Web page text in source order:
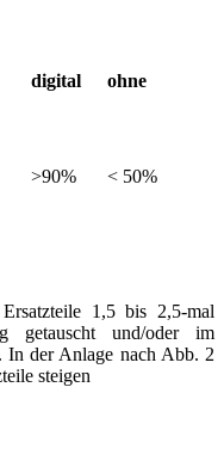
digital ohne
>90% < 50%
1,5 bis 2,5-mal
getauscht und/oder im
In der Anlage nach Abb. 2
steigen